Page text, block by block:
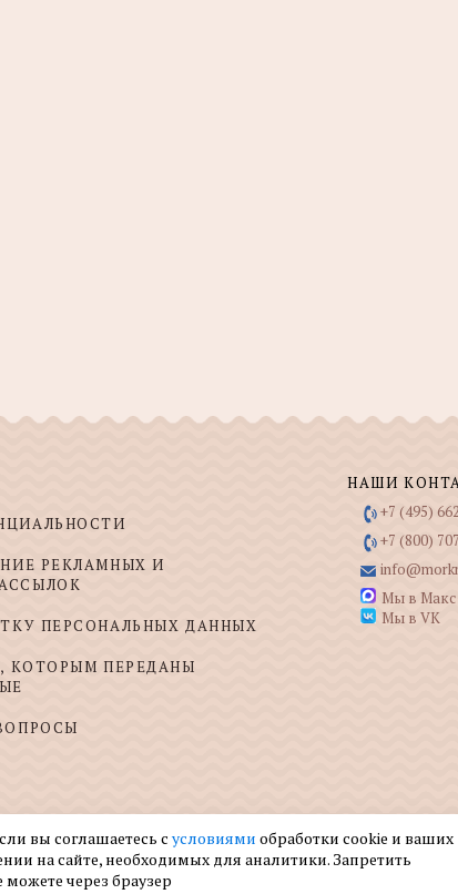
РЕКЛАМНЫХ И
ПЕРСОНАЛЬНЫХ ДАННЫХ
КОТОРЫМ ПЕРЕДАНЫ
НАШИ
+7 (495)
+7 (800)
Мы в Макс
Мы в VK
вы соглашаетесь с условиями обработки cookie и ваших
на сайте, необходимых для аналитики. Запретить
можете через браузер